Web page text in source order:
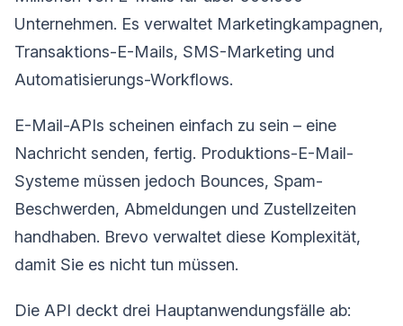
Unternehmen. Es verwaltet Marketingkampagnen,
Transaktions-E-Mails, SMS-Marketing und
Automatisierungs-Workflows.
E-Mail-APIs scheinen einfach zu sein – eine
Nachricht senden, fertig. Produktions-E-Mail-
Systeme müssen jedoch Bounces, Spam-
Beschwerden, Abmeldungen und Zustellzeiten
handhaben. Brevo verwaltet diese Komplexität,
damit Sie es nicht tun müssen.
Die API deckt drei Hauptanwendungsfälle ab: